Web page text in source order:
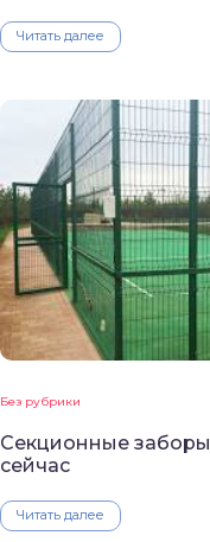
Читать далее
Без рубрики
Секционные заборы
сейчас
Читать далее